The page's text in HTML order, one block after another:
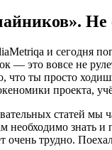
Не
и сегодня
— это вовсе не
что ты просто
проекта,
статей мы
необходимо знать
очень трудно.